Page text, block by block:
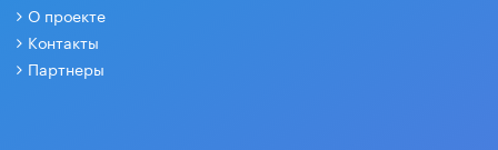
О проекте
Контакты
Партнеры